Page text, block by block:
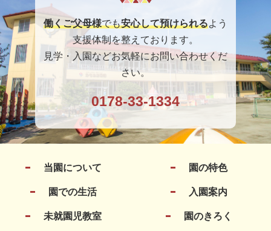
働くご父母様でも安心して預けられるよう
支援体制を整えております。
見学・入園などお気軽にお問い合わせくだ
さい。
0178-33-1334
当園について 園の特色
園での生活 入園案内
未就園児教室 園のきろく